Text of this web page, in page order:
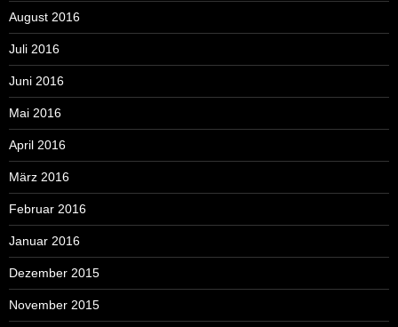
August 2016
Juli 2016
Juni 2016
Mai 2016
April 2016
März 2016
Februar 2016
Januar 2016
Dezember 2015
November 2015